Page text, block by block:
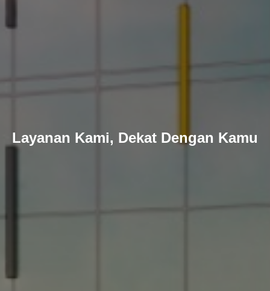
Layanan Kami, Dekat Dengan Kamu